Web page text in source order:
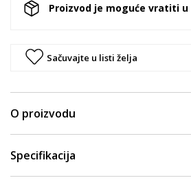
Proizvod je moguće vratiti u
Sačuvajte u listi želja
O proizvodu
Specifikacija